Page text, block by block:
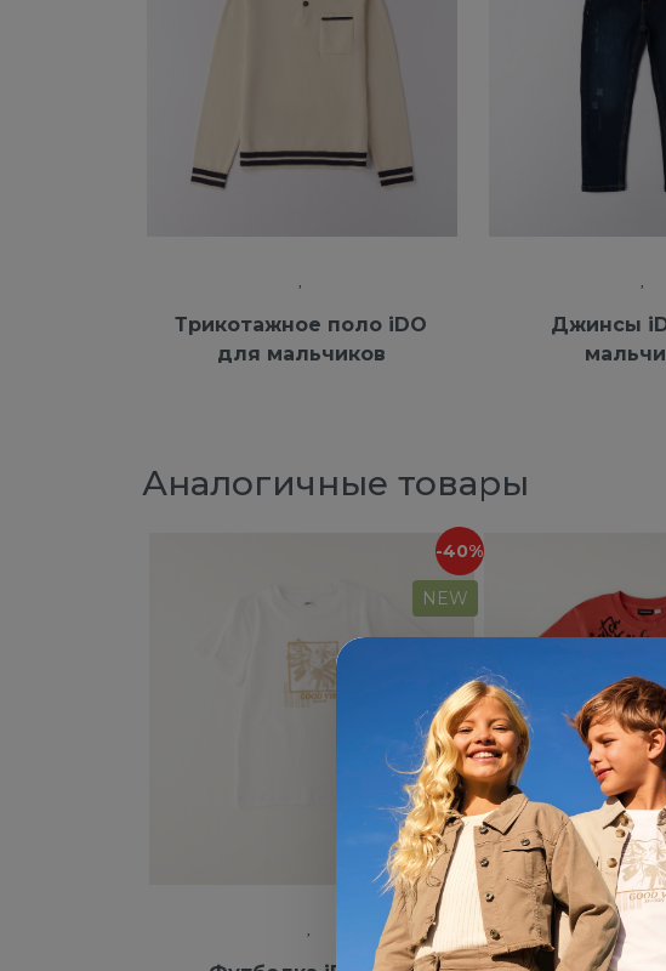
Трикотажное поло iDO
для мальчиков
Джинсы
Аналогичные товары
-40%
NEW